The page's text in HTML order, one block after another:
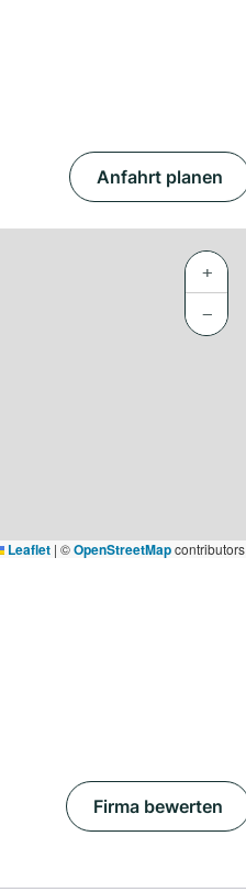
Anfahrt planen
+
−
Leaflet | ©OpenStreetMapcontributors
Firma bewerten